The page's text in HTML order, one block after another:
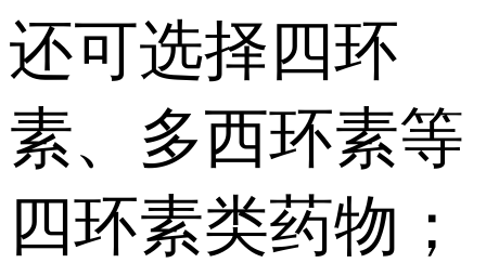
还可选择四环
素、多西环素等
四环素类药物；